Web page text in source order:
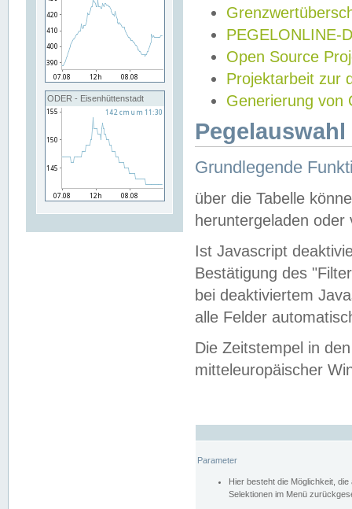
ODER - Eisenhüttenstadt
PEGELONLINE-
Open Source
Projektarbeit zur
Generierung von
Grundlegende
über die Tabelle
heruntergeladen oder
Ist Javascript
Bestätigung des
bei deaktiviertem
alle Felder
Die Zeitstempel in
mitteleuropäischer
Parameter
Hier besteht die Möglichkeit,
Selektionen im Menü